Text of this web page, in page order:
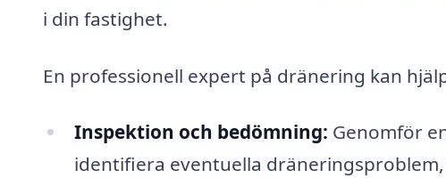
i din fastighet.
En professionell expert på dränering kan
Inspektion och bedömning: Genomför
identifiera eventuella